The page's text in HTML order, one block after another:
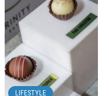
LIFESTYLE